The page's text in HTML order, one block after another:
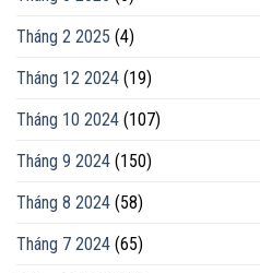
Tháng 2 2025 (4)
Tháng 12 2024 (19)
Tháng 10 2024 (107)
Tháng 9 2024 (150)
Tháng 8 2024 (58)
Tháng 7 2024 (65)